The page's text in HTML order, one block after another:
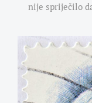
nije spriječilo